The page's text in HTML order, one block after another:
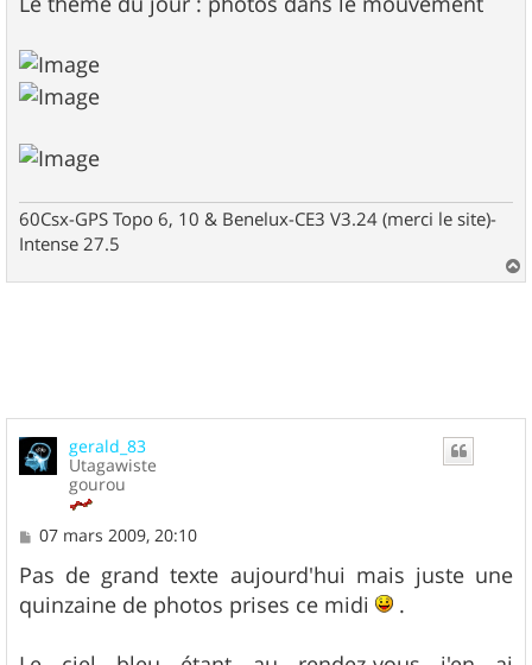
60Csx-GPS Topo 6, 10 & Benelux-CE3 V3.24 (merci le site)-
Intense 27.5
a
gerald_83
Utagawiste
gourou
M
s
s
a
07 mars 2009, 20:10
Pas de grand texte aujourd'hui mais juste une
quinzaine de photos prises ce midi
.